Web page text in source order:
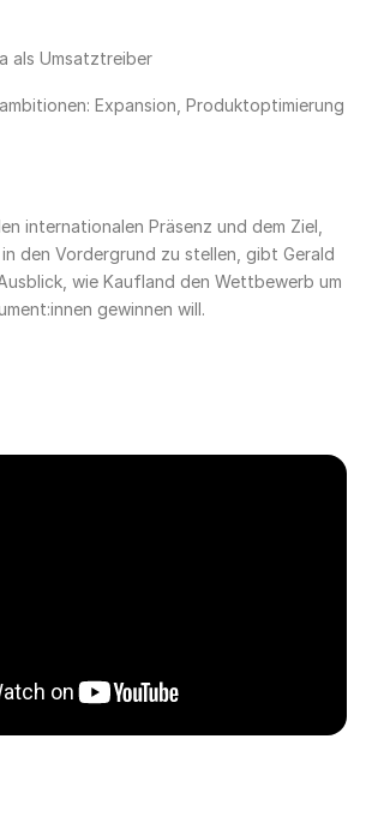
als Umsatztreiber
Expansion, Produktoptimierung
internationalen Präsenz und dem Ziel,
den Vordergrund zu stellen, gibt Gerald
wie Kaufland den Wettbewerb um
gewinnen will.